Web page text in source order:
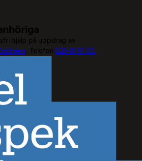
hjälp på uppdrag av
. Telefon020-81 91 00.